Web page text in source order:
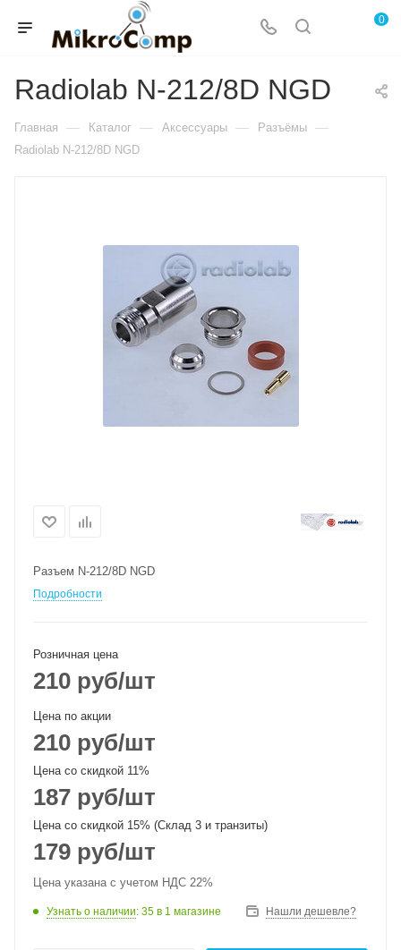
0
Radiolab N-212/8D NGD
Главная — Каталог — Аксессуары — Разъёмы —
Radiolab N-212/8D NGD
Разъем N-212/8D NGD
Подробности
Розничная цена
210 руб/шт
Цена по акции
210 руб/шт
Цена со скидкой 11%
187 руб/шт
Цена со скидкой 15% (Склад 3 и транзиты)
179 руб/шт
Цена указана с учетом НДС 22%
Узнать о наличии: 35 в 1 магазине Нашли дешевле?